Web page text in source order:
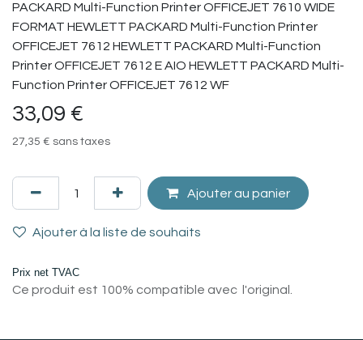
PACKARD Multi-Function Printer OFFICEJET 7610 WIDE
FORMAT HEWLETT PACKARD Multi-Function Printer
OFFICEJET 7612 HEWLETT PACKARD Multi-Function
Printer OFFICEJET 7612 E AIO HEWLETT PACKARD Multi-
Function Printer OFFICEJET 7612 WF
33,09 €
27,35 € sans taxes
Ajouter au panier
Ajouter à la liste de souhaits
Prix net TVAC
Ce produit est 100% compatible avec l'original.